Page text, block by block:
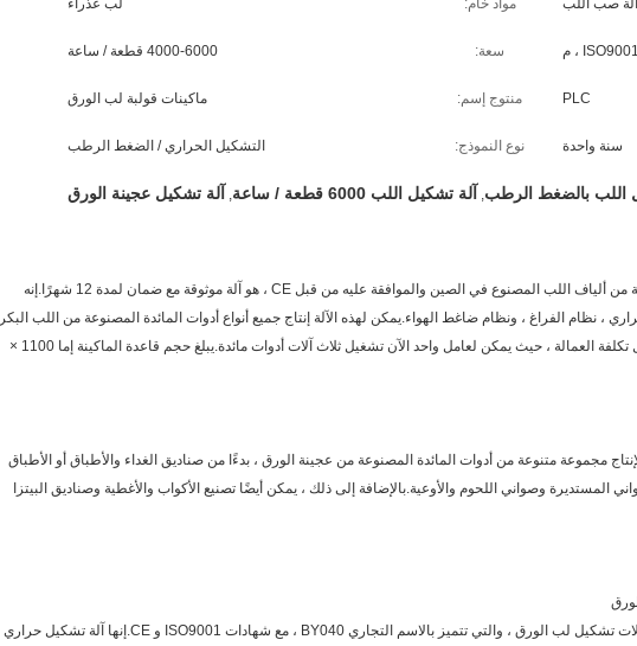
آلة صب اللب مواد خام: لب عذراء
ISO9001 ، م سعة: 4000-6000 قطعة / ساعة
PLC منتوج إسم: ماكينات قولبة لب الورق
سنة واحدة نوع النموذج: التشكيل الحراري / الضغط الرطب
اللب بالضغط الرطب, آلة تشكيل اللب 6000 قطعة / ساعة , آلة تشكيل عجينة الورق
إن خط إنتاج أدوات المائدة المصنوعة من ألياف اللب المصنوع في الصين والموافقة عليه من قبل CE ، هو آلة موثوقة مع ضمان لمدة 12 شهرًا.إنه
، نظام الفراغ ، ونظام ضاغط الهواء.يمكن لهذه الآلة إنتاج جميع أنواع أدوات المائدة المصنوعة من اللب البكر
ومجهزة بإنسان آلي ، وبالتالي تقليل تكلفة العمالة ، حيث يمكن لعامل واحد الآن تشغيل ثلاث آلات أدوات مائدة.يبلغ حجم قاعدة الماكينة إما 1100 ×
مجموعة متنوعة من أدوات المائدة المصنوعة من عجينة الورق ، بدءًا من صناديق الغداء والأطباق أو الأطباق
المستديرة وصواني اللحوم والأوعية.بالإضافة إلى ذلك ، يمكن أيضًا تصنيع الأكواب والأغطية وصناديق البيتزا
تقدم Chuangyi خدمات مخصصة لآلات تشكيل لب الورق ، والتي تتميز بالاسم التجاري BY040 ، مع شهادات ISO9001 و CE.إنها آلة تشكيل حراري